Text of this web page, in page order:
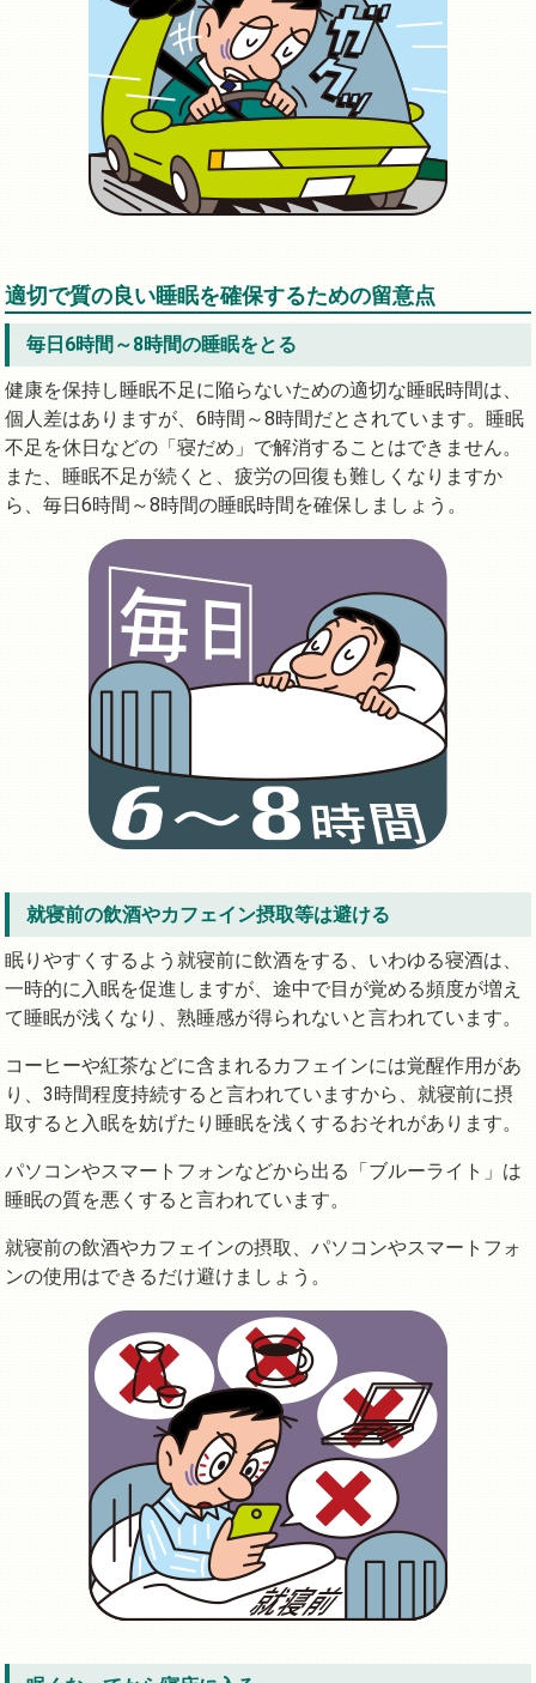
適切で質の良い睡眠を確保するための留意点
毎日6時間～8時間の睡眠をとる
健康を保持し睡眠不足に陥らないための適切な睡眠時間は、
個人差はありますが、6時間～8時間だとされています。睡眠
不足を休日などの「寝だめ」で解消することはできません。
また、睡眠不足が続くと、疲労の回復も難しくなりますか
ら、毎日6時間～8時間の睡眠時間を確保しましょう。
就寝前の飲酒やカフェイン摂取等は避ける
眠りやすくするよう就寝前に飲酒をする、いわゆる寝酒は、
一時的に入眠を促進しますが、途中で目が覚める頻度が増え
て睡眠が浅くなり、熟睡感が得られないと言われています。
コーヒーや紅茶などに含まれるカフェインには覚醒作用があ
り、3時間程度持続すると言われていますから、就寝前に摂
取すると入眠を妨げたり睡眠を浅くするおそれがあります。
パソコンやスマートフォンなどから出る「ブルーライト」は
睡眠の質を悪くすると言われています。
就寝前の飲酒やカフェインの摂取、パソコンやスマートフォ
ンの使用はできるだけ避けましょう。